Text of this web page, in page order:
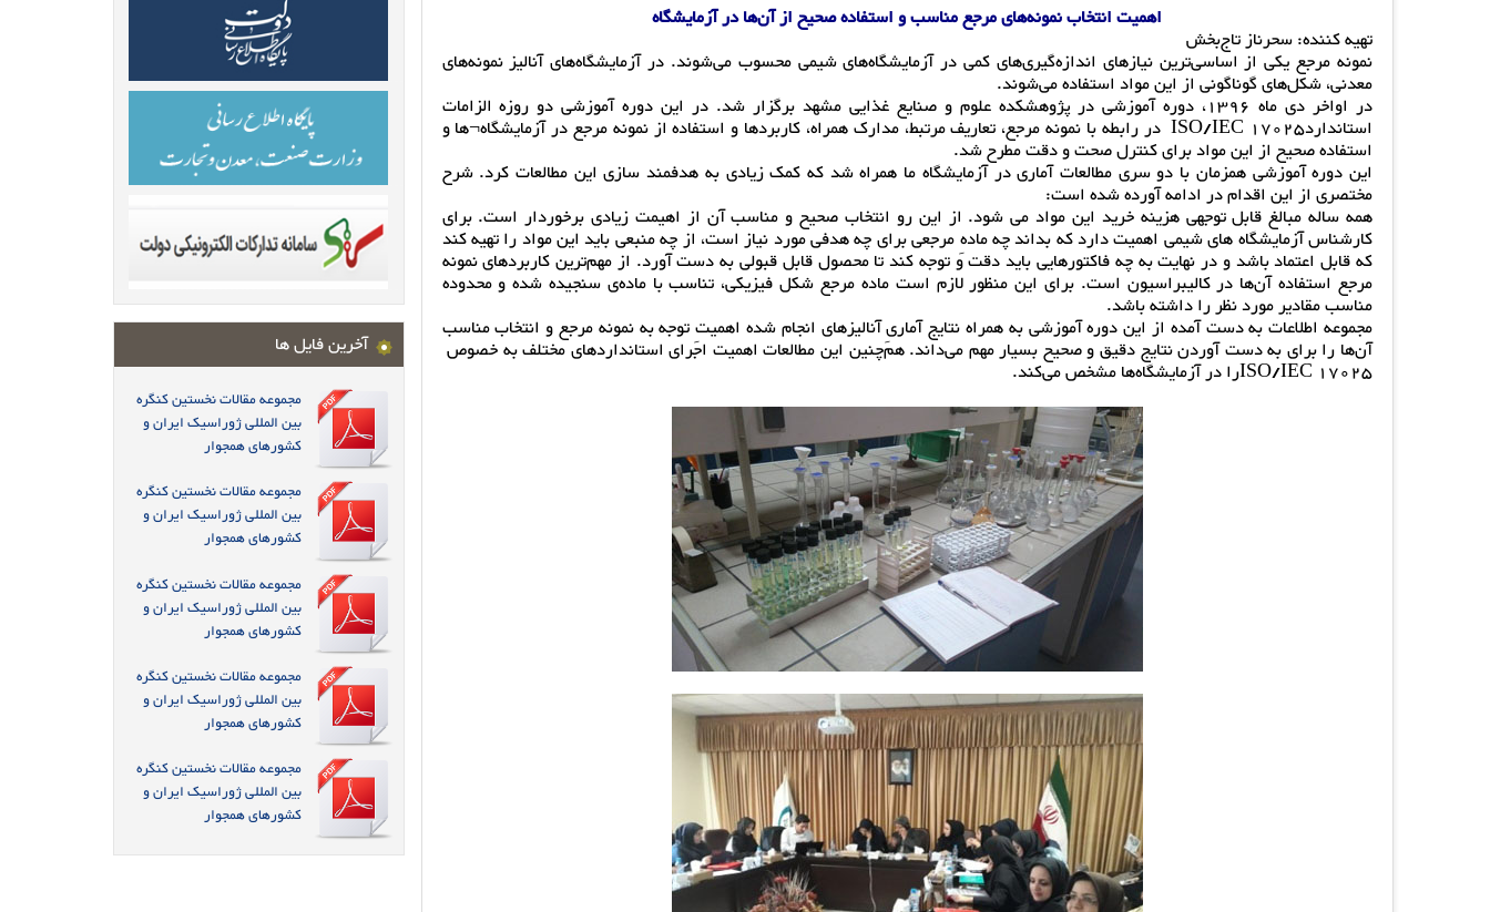
اهمیت انتخاب نمونه‌های مرجع مناسب و استفاده صحیح از آن‌ها در آزمایشگاه
تهیه کننده: سحرناز تاج‌بخش
نمونه مرجع یکی از اساسی‌ترین نیازهای اندازه‌گیری‌های کمی در آزمایشگاه‌های شیمی محسوب می‌شوند. در آزمایشگاه‌های آنالیز نمونه‌های
معدنی، شکل‌های گوناگونی از این مواد استفاده می‌شوند.
در اواخر دی ماه 1396، دوره آموزشی در پژوهشکده علوم و صنایع غذایی مشهد برگزار شد. در این دوره آموزشی دو روزه الزامات
استانداردISO/IEC 17025 در رابطه با نمونه مرجع، تعاریف مرتبط، مدارک همراه،‌ کاربردها و استفاده از نمونه مرجع در آزمایشگاه¬ها و‌
استفاده صحیح از این مواد برای کنترل صحت و دقت مطرح شد.
این دوره آموزشی همزمان با دو سری مطالعات آماری در آزمایشگاه ما همراه شد که کمک زیادی به هدفمند سازی این مطالعات کرد. شرح
مختصری از این اقدام در ادامه آورده شده است:
همه ساله مبالغ قابل توجهی هزینه خرید این مواد می شود. از این رو انتخاب صحیح و مناسب آن از اهیمت زیادی برخوردار است. برای
کارشناس آزمایشگاه های شیمی اهمیت دارد که بداند چه مادهِ مرجعی برای چه هدفی مورد نیاز است، از چه منبعی باید این مواد را تهیه کند
که قابل اعتماد باشد و در نهایت به چه فاکتورهایی باید دقت و توجه کند تا محصول قابل قبولی به دست آورد. از مهم‌ترین کاربردهای نمونه
مرجع استفاده آن‌ها در کالیبراسیون است. برای این منظور لازم است ماده مرجع شکل فیزیکی،‌ تناسب با ماده‌ی سنجیده شده و ‌محدوده
مناسب مقادیر مورد نظر را داشته باشد.
مجموعه اطلاعات به دست آمده از این دوره آموزشی به همراه نتایج آماریِ آنالیزهای انجام شده اهمیتِ توجه به نمونه مرجع و انتخاب مناسب
آن‌ها را برای به دست آوردن نتایج دقیق و صحیح بسیار مهم می‌داند. هم‌چنین این مطالعات اهمیت اجرای استانداردهای مختلف به خصوص
ISO/IEC 17025را در آزمایشگاه‌ها مشخص می‌کند.
آخرین فایل ها
مجموعه مقالات نخستین کنگره
بین المللی ژوراسیک ایران و
کشورهای همجوار
مجموعه مقالات نخستین کنگره
بین المللی ژوراسیک ایران و
کشورهای همجوار
مجموعه مقالات نخستین کنگره
بین المللی ژوراسیک ایران و
کشورهای همجوار
مجموعه مقالات نخستین کنگره
بین المللی ژوراسیک ایران و
کشورهای همجوار
مجموعه مقالات نخستین کنگره
بین المللی ژوراسیک ایران و
کشورهای همجوار